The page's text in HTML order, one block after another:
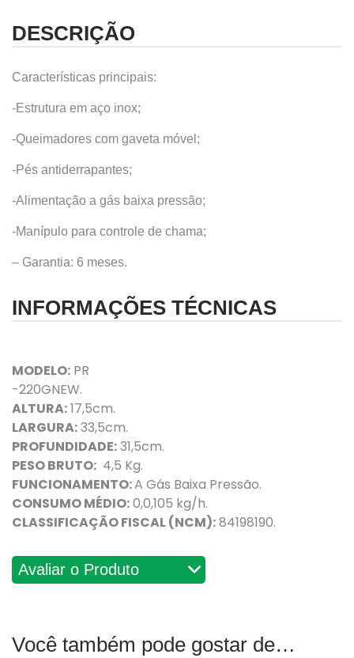
DESCRIÇÃO
Características principais:
-Estrutura em aço inox;
-Queimadores com gaveta móvel;
-Pés antiderrapantes;
-Alimentação a gás baixa pressão;
-Manípulo para controle de chama;
– Garantia: 6 meses.
INFORMAÇÕES TÉCNICAS
MODELO: PR
-220GNEW.
ALTURA:17,5cm.
LARGURA:33,5cm.
PROFUNDIDADE:31,5cm.
PESO BRUTO: 4,5 Kg.
FUNCIONAMENTO:A Gás Baixa Pressão.
CONSUMO MÉDIO:0,0,105 kg/h.
CLASSIFICAÇÃO FISCAL (NCM):84198190.
Avaliações
Você também pode gostar de